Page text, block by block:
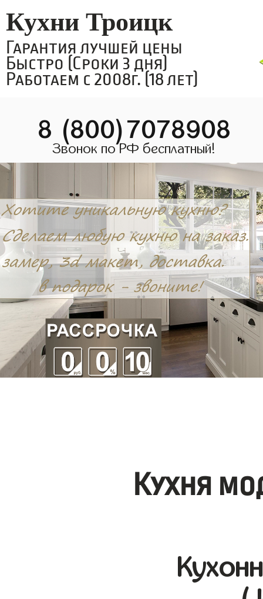
Кухни Троицк
Гарантия лучшей цены
Быстро (Сроки 3 дня)
Работаем с 2008г. (18 лет)
8 (800)7078908
Звонок по РФ бесплатный!
Кухня